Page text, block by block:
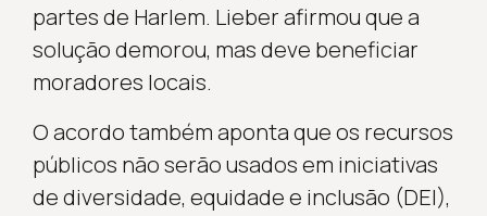
partes de Harlem. Lieber afirmou que a
solução demorou, mas deve beneficiar
moradores locais.
O acordo também aponta que os recursos
públicos não serão usados em iniciativas
de diversidade, equidade e inclusão (DEI),